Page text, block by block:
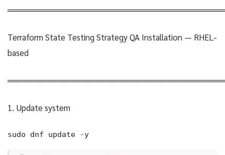
Terraform State Testing Strategy QA Installation — RHEL-
based
1. Update system
sudo dnf update -y